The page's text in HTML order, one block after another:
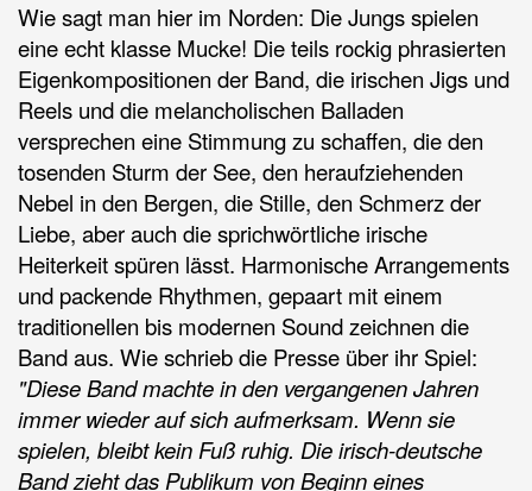
Wie sagt man hier im Norden: Die Jungs spielen
eine echt klasse Mucke! Die teils rockig phrasierten
Eigenkompositionen der Band, die irischen Jigs und
Reels und die melancholischen Balladen
versprechen eine Stimmung zu schaffen, die den
tosenden Sturm der See, den heraufziehenden
Nebel in den Bergen, die Stille, den Schmerz der
Liebe, aber auch die sprichwörtliche irische
Heiterkeit spüren lässt. Harmonische Arrangements
und packende Rhythmen, gepaart mit einem
traditionellen bis modernen Sound zeichnen die
Band aus. Wie schrieb die Presse über ihr Spiel:
"Diese Band machte in den vergangenen Jahren
immer wieder auf sich aufmerksam. Wenn sie
spielen, bleibt kein Fuß ruhig. Die irisch-deutsche
Band zieht das Publikum von Beginn eines